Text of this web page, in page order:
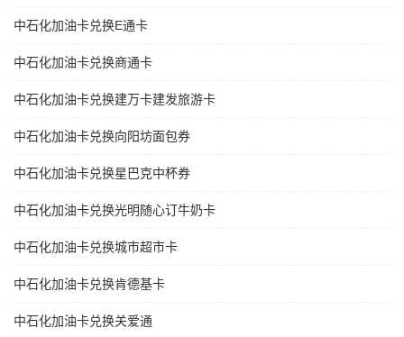
中石化加油卡兑换E通卡
中石化加油卡兑换商通卡
中石化加油卡兑换建万卡建发旅游卡
中石化加油卡兑换向阳坊面包券
中石化加油卡兑换星巴克中杯券
中石化加油卡兑换光明随心订牛奶卡
中石化加油卡兑换城市超市卡
中石化加油卡兑换肯德基卡
中石化加油卡兑换关爱通